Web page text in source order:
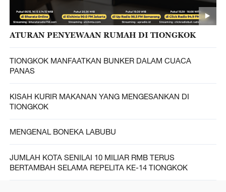
ATURAN PENYEWAAN RUMAH DI TIONGKOK
TIONGKOK MANFAATKAN BUNKER DALAM CUACA
PANAS
KISAH KURIR MAKANAN YANG MENGESANKAN DI
TIONGKOK
MENGENAL BONEKA LABUBU
JUMLAH KOTA SENILAI 10 MILIAR RMB TERUS
BERTAMBAH SELAMA REPELITA KE-14 TIONGKOK